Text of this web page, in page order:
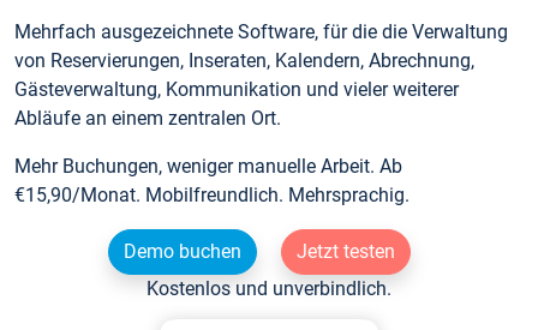
Mehrfach ausgezeichnete Software, für die die Verwaltung
von Reservierungen, Inseraten, Kalendern, Abrechnung,
Gästeverwaltung, Kommunikation und vieler weiterer
Abläufe an einem zentralen Ort.
Mehr Buchungen, weniger manuelle Arbeit. Ab
€15,90/Monat. Mobilfreundlich. Mehrsprachig.
Demo buchen
Jetzt testen
Kostenlos und unverbindlich.